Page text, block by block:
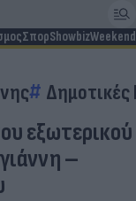
ΣπορShowbizWeekend
Δημοτικές
εξωτερικού
–